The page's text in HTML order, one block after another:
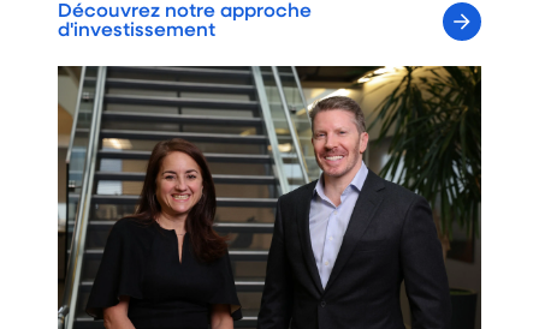
Découvrez notre approche
d'investissement